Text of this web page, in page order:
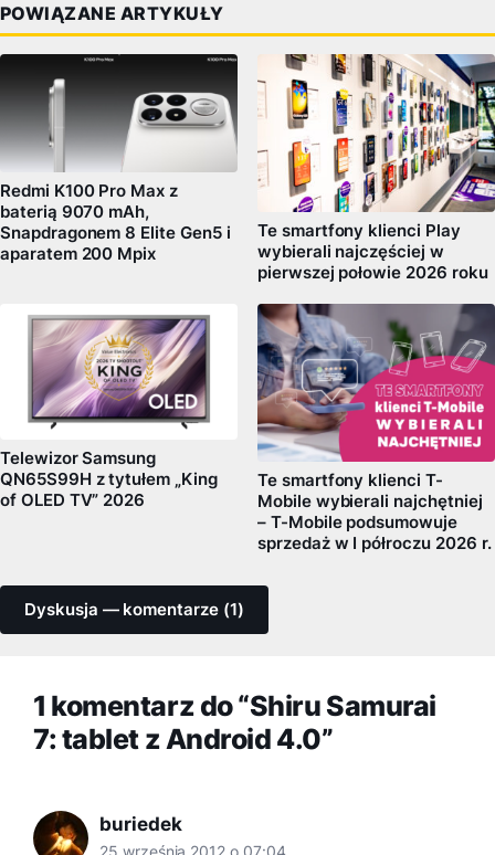
POWIĄZANE ARTYKUŁY
Redmi K100 Pro Max z
baterią 9070 mAh,
Snapdragonem 8 Elite Gen5 i
aparatem 200 Mpix
Te smartfony klienci Play
wybierali najczęściej w
pierwszej połowie 2026 roku
Telewizor Samsung
QN65S99H z tytułem „King
of OLED TV” 2026
Te smartfony klienci T-
Mobile wybierali najchętniej
– T-Mobile podsumowuje
sprzedaż w I półroczu 2026 r.
Dyskusja — komentarze (1)
1 komentarz do “Shiru Samurai
7: tablet z Android 4.0”
buriedek
25 września 2012 o 07:04